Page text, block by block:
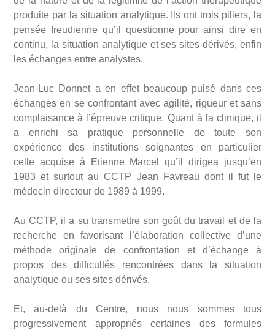
produite par la situation analytique. Ils ont trois piliers, la
pensée freudienne qu’il questionne pour ainsi dire en
continu, la situation analytique et ses sites dérivés, enfin
les échanges entre analystes.
Jean-Luc Donnet a en effet beaucoup puisé dans ces
échanges en se confrontant avec agilité, rigueur et sans
complaisance à l’épreuve critique. Quant à la clinique, il
a enrichi sa pratique personnelle de toute son
expérience des institutions soignantes en particulier
celle acquise à Etienne Marcel qu’il dirigea jusqu’en
1983 et surtout au CCTP Jean Favreau dont il fut le
médecin directeur de 1989 à 1999.
Au CCTP, il a su transmettre son goût du travail et de la
recherche en favorisant l’élaboration collective d’une
méthode originale de confrontation et d’échange à
propos des difficultés rencontrées dans la situation
analytique ou ses sites dérivés.
Et, au-delà du Centre, nous nous sommes tous
progressivement appropriés certaines des formules